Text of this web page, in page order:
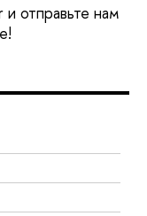
отправьте нам